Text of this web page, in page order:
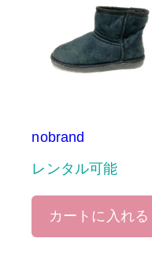
nobrand
レンタル可能
カートに入れる